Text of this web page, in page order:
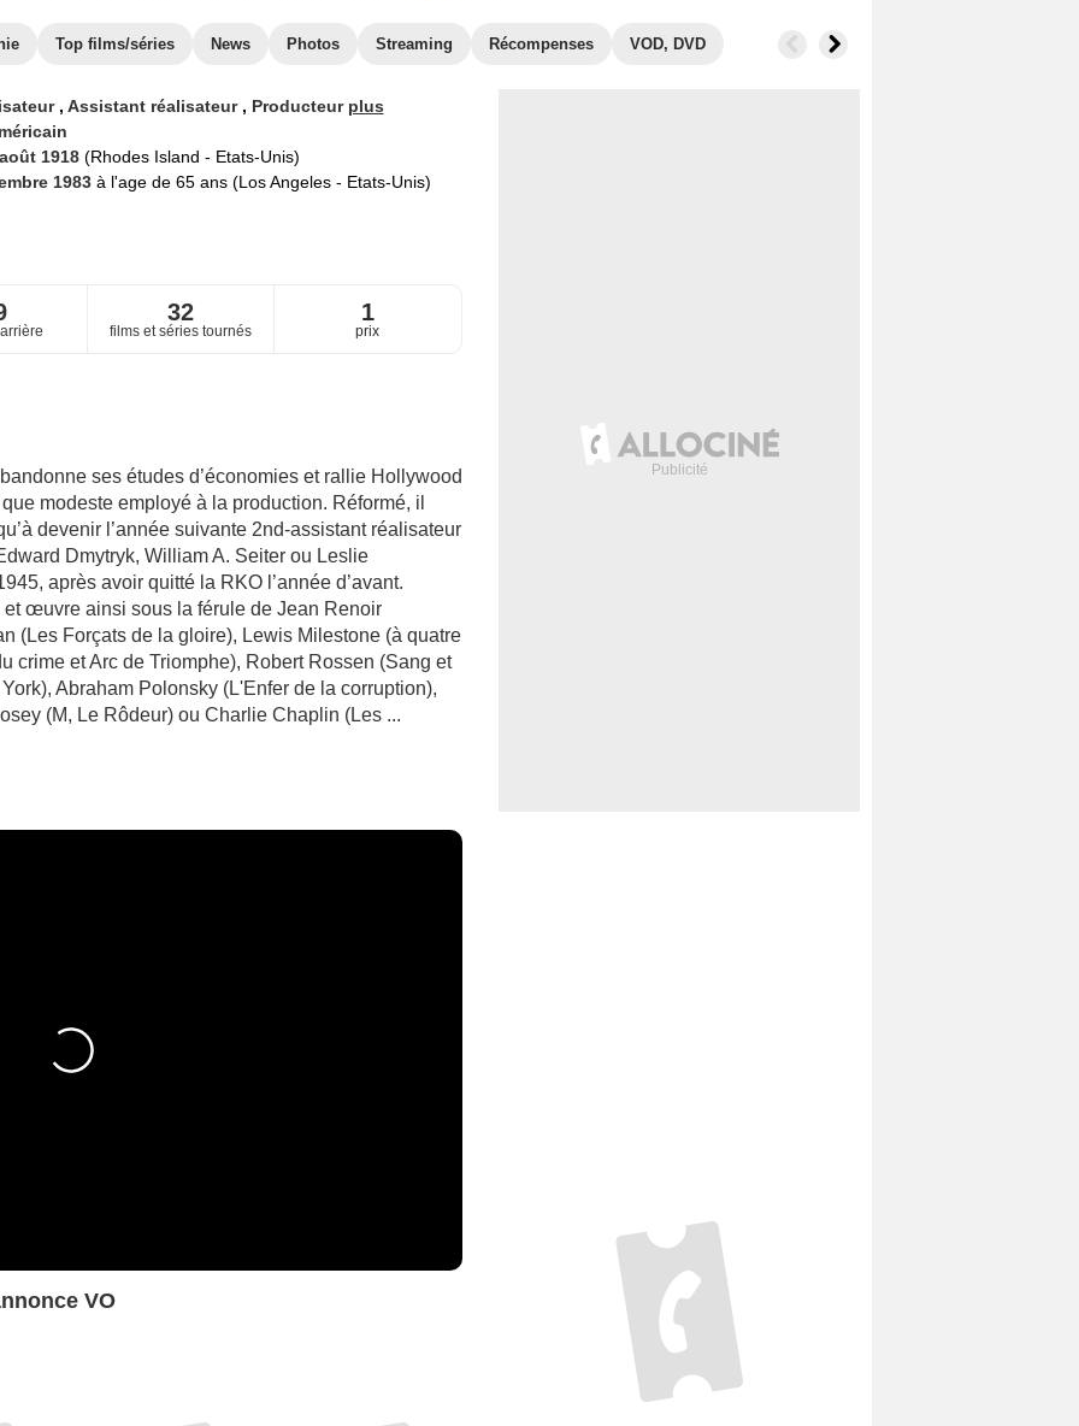
Top films/séries News Photos Streaming Récompenses VOD, DVD
, Assistant réalisateur , Producteur plus
1918 (Rhodes Island - Etats-Unis)
1983 à l'age de 65 ans (Los Angeles - Etats-Unis)
32
films et séries tournés
1
prix
ses études d’économies et rallie Hollywood
modeste employé à la production. Réformé, il
devenir l’année suivante 2nd-assistant réalisateur
Dmytryk, William A. Seiter ou Leslie
après avoir quitté la RKO l’année d’avant.
œuvre ainsi sous la férule de Jean Renoir
(Les Forçats de la gloire), Lewis Milestone (à quatre
crime et Arc de Triomphe), Robert Rossen (Sang et
Abraham Polonsky (L'Enfer de la corruption),
(M, Le Rôdeur) ou Charlie Chaplin (Les ...
VO